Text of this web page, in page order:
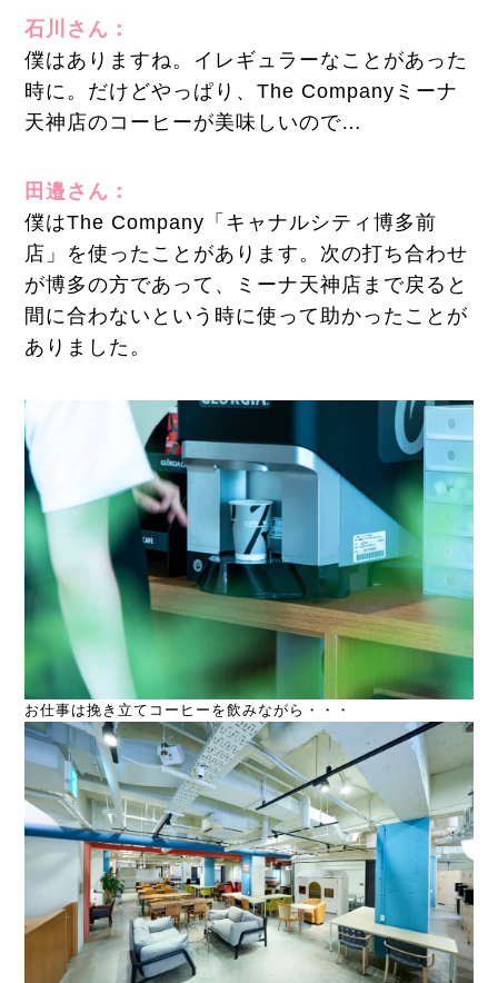
石川さん：
僕はありますね。イレギュラーなことがあった
時に。だけどやっぱり、The Companyミーナ
天神店のコーヒーが美味しいので…
田邉さん：
僕はThe Company「キャナルシティ博多前
店」を使ったことがあります。次の打ち合わせ
が博多の方であって、ミーナ天神店まで戻ると
間に合わないという時に使って助かったことが
ありました。
お仕事は挽き立てコーヒーを飲みながら・・・